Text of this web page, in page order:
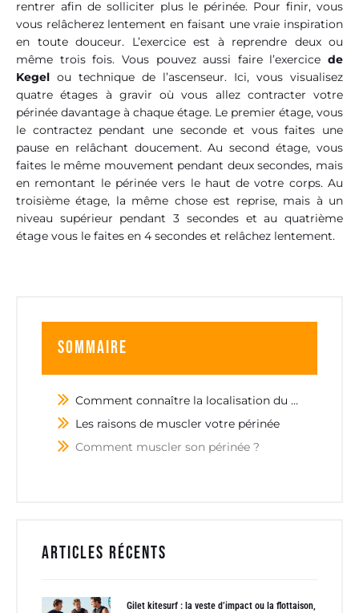
rentrer afin de solliciter plus le périnée. Pour finir, vous
vous relâcherez lentement en faisant une vraie inspiration
en toute douceur. L’exercice est à reprendre deux ou
même trois fois. Vous pouvez aussi faire l’exercice de
Kegel ou technique de l’ascenseur. Ici, vous visualisez
quatre étages à gravir où vous allez contracter votre
périnée davantage à chaque étage. Le premier étage, vous
le contractez pendant une seconde et vous faites une
pause en relâchant doucement. Au second étage, vous
faites le même mouvement pendant deux secondes, mais
en remontant le périnée vers le haut de votre corps. Au
troisième étage, la même chose est reprise, mais à un
niveau supérieur pendant 3 secondes et au quatrième
étage vous le faites en 4 secondes et relâchez lentement.
Sommaire
Comment connaître la localisation du périnée ?
Les raisons de muscler votre périnée
Comment muscler son périnée ?
Articles récents
Gilet kitesurf : la veste d’impact ou la flottaison,